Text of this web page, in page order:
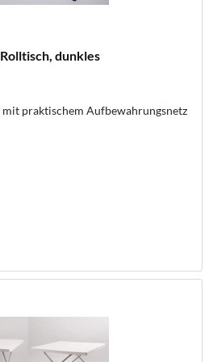
dunkles
praktischem Aufbewahrungsnetz